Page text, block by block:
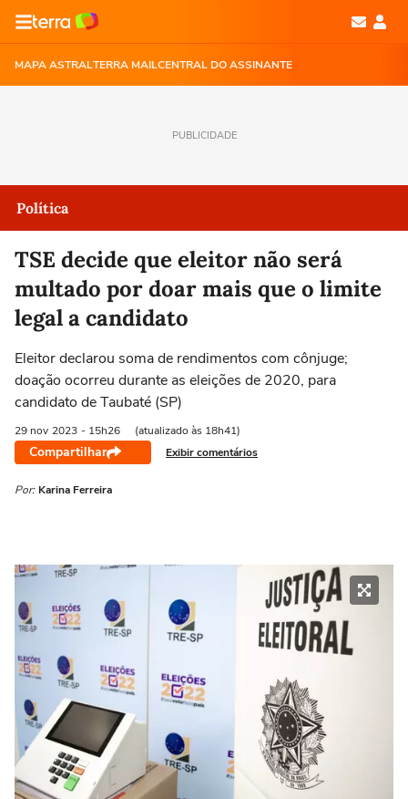
MAPA ASTRALTERRA MAILCENTRAL DO ASSINANTE
PUBLICIDADE
Política
TSE decide que eleitor não será
multado por doar mais que o limite
legal a candidato
Eleitor declarou soma de rendimentos com cônjuge;
doação ocorreu durante as eleições de 2020, para
candidato de Taubaté (SP)
29 nov 2023 - 15h26 (atualizado às 18h41)
Compartilhar Exibir comentários
Por: Karina Ferreira